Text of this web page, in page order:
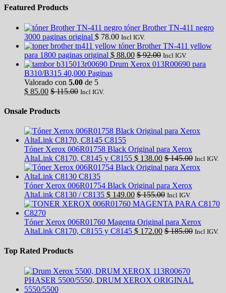
Featured Products
tóner Brother TN-411 negro
3000 paginas original $ 78.00 Incl IGV.
tóner Brother TN-411 yellow
para 1800 paginas original $ 88.00 $92.00 Incl IGV.
Drum Xerox 013R00690 para
B310/B315 40,000 Paginas
Valorado con 5.00 de 5
$ 85.00 $115.00 Incl IGV.
Onsale Products
Tóner Xerox 006R01758 Black Original para Xerox
AltaLink C8170, C8145 y C8155 $ 138.00 $145.00 Incl IGV.
Tóner Xerox 006R01754 Black Original para Xerox
AltaLink C8130 / C8135 $ 149.00 $155.00 Incl IGV.
Tóner Xerox 006R01760 Magenta Original para Xerox
AltaLink C8170, C8155 y C8145 $ 172.00 $185.00 Incl IGV.
Top Rated Products